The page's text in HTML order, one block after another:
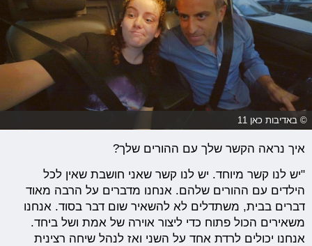
© באדיבות כאן 11
איך נראה הקשר שלך עם ההורים שלך?
"יש לנו קשר מיוחד. יש לנו קשר שאני חושבת שאין לכל
הילדים עם ההורים שלהם. אנחנו מדברים על הרבה מאוד
דברים בבית, משתדלים לא להשאיר שום דבר בסוד. אנחנו
משאירים הכול פתוח כדי ליצור אוירה של אמת ושל ביחד.
אנחנו יכולים לרדת אחד על השני ואז לנהל שיחה רצינית